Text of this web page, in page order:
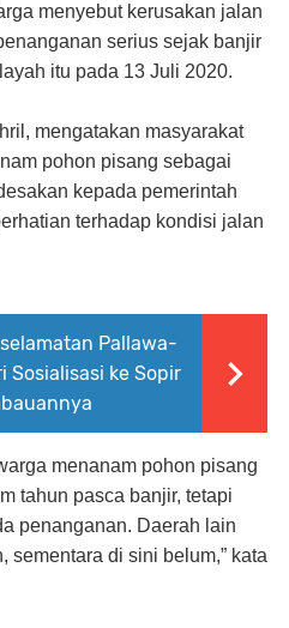
menyebut kerusakan jalan
serius sejak banjir
itu pada 13 Juli 2020.
mengatakan masyarakat
pohon pisang sebagai
kepada pemerintah
terhadap kondisi jalan
Pallawa-
Sosialisasi ke Sopir
menanam pohon pisang
tahun pasca banjir, tetapi
penanganan. Daerah lain
sementara di sini belum,” kata